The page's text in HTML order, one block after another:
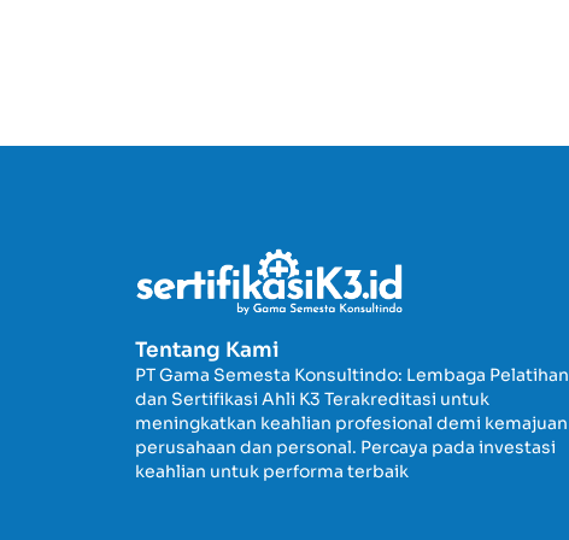
Tentang Kami
PT Gama Semesta Konsultindo: Lembaga Pelatihan
dan Sertifikasi Ahli K3 Terakreditasi untuk
meningkatkan keahlian profesional demi kemajuan
perusahaan dan personal. Percaya pada investasi
keahlian untuk performa terbaik